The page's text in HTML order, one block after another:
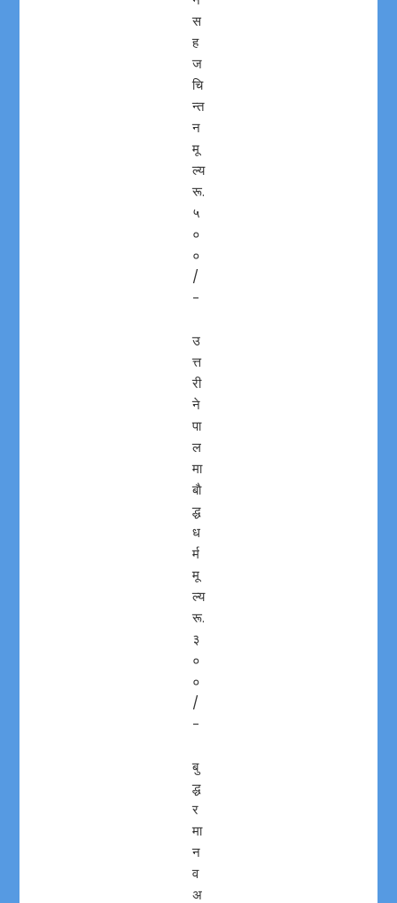
स
ह
ज
चि
न्त
न
मू
ल्य
रू.
५
०
०
/
-
उ
त्त
री
ने
पा
ल
मा
बाै
द्ध
ध
र्म
मू
ल्य
रू.
३
०
०
/
-
बु
द्ध
र
मा
न
व
अ